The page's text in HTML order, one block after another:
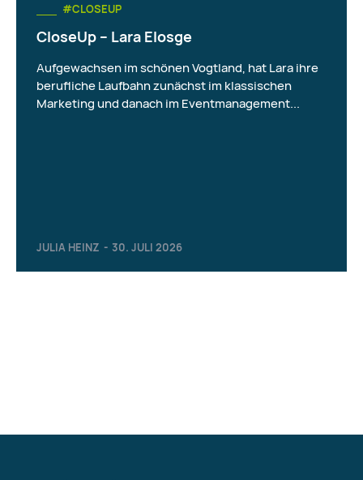
#CLOSEUP
CloseUp – Lara Elosge
JULIA HEINZ - 30. JULI 2026
Aufgewachsen im schönen Vogtland, hat Lara ihre
berufliche Laufbahn zunächst im klassischen
Marketing und danach im Eventmanagement...